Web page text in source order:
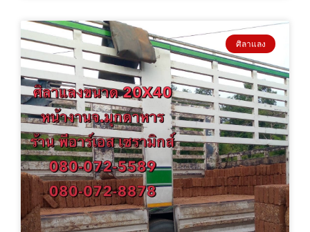
ศิลาแลง